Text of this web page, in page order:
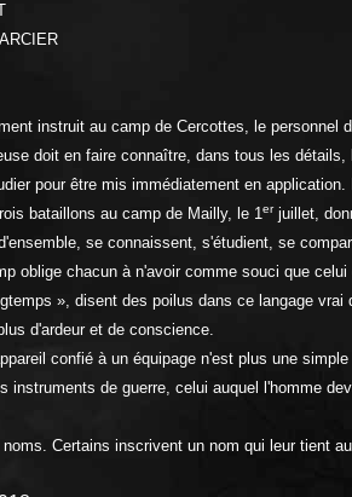
instruit au camp de Cercottes, le
doit en faire connaître, dans tous les
pour être mis immédiatement en
bataillons au camp de Mailly, le 1erjuillet,
se connaissent, s'étudient, se
oblige chacun à n'avoir comme souci que
», disent des poilus dans ce langage
d'ardeur et de conscience.
confié à un équipage n'est plus une
instruments de guerre, celui auquel l'homme
Certains inscrivent un nom qui leur tient